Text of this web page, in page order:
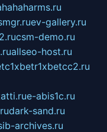
ev-gallery.ru
csm-demo.ru
allseo-host.ru
e-abis1c.ru
dark-sand.ru
archives.ru